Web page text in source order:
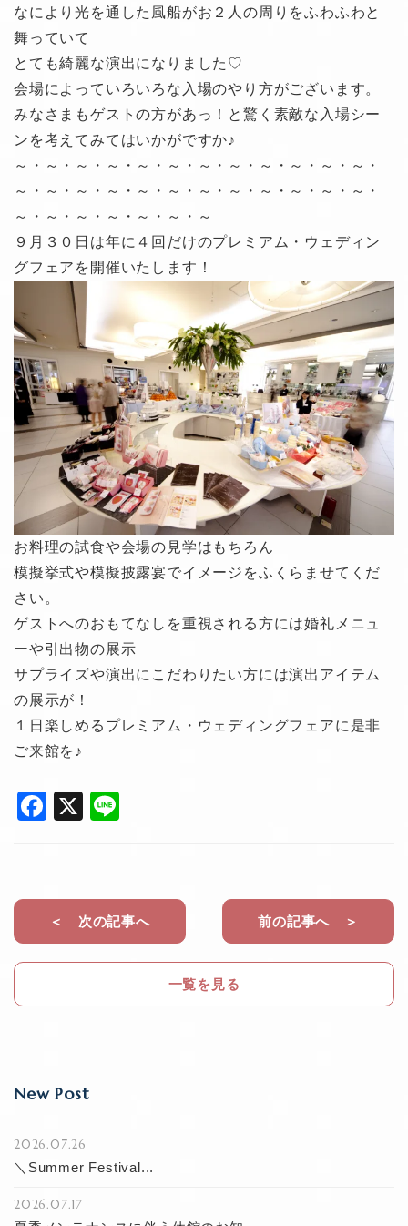
なにより光を通した風船がお２人の周りをふわふわと
舞っていて
とても綺麗な演出になりました♡
会場によっていろいろな入場のやり方がございます。
みなさまもゲストの方があっ！と驚く素敵な入場シー
ンを考えてみてはいかがですか♪
～・～・～・～・～・～・～・～・～・～・～・～・
～・～・～・～・～・～・～・～・～・～・～・～・
～・～・～・～・～・～・～
９月３０日は年に４回だけのプレミアム・ウェディン
グフェアを開催いたします！
お料理の試食や会場の見学はもちろん
模擬挙式や模擬披露宴でイメージをふくらませてくだ
さい。
ゲストへのおもてなしを重視される方には婚礼メニュ
ーや引出物の展示
サプライズや演出にこだわりたい方には演出アイテム
の展示が！
１日楽しめるプレミアム・ウェディングフェアに是非
ご来館を♪
F
e
b
o
k
X
＜ 次の記事へ
一覧を見る
前の記事へ ＞
New Post
2026.07.26
＼Summer Festival...
2026.07.17